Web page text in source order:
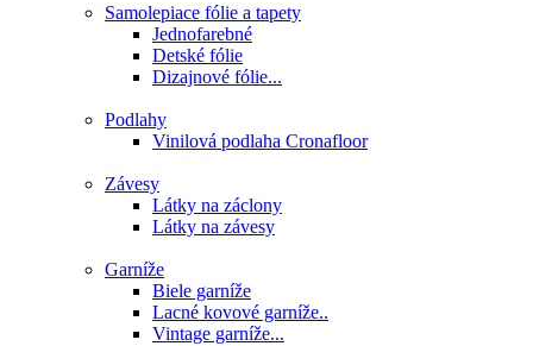
Samolepiace fólie a tapety
Jednofarebné
Detské fólie
Dizajnové fólie...
Podlahy
Vinilová podlaha Cronafloor
Závesy
Látky na záclony
Látky na závesy
Garníže
Biele garníže
Lacné kovové garníže..
Vintage garníže...